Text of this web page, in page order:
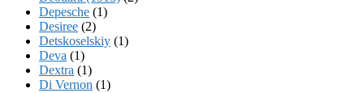
Depesche (1)
Desiree (2)
Detskoselskiy (1)
Deva (1)
Dextra (1)
Di Vernon (1)